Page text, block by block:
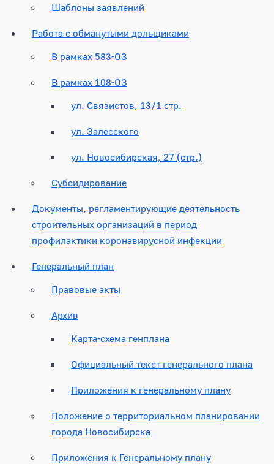
Шаблоны заявлений
Работа с обманутыми дольщиками
В рамках 583-ОЗ
В рамках 108-ОЗ
ул. Связистов, 13/1 стр.
ул. Залесского
ул. Новосибирская, 27 (стр.)
Субсидирование
Документы, регламентирующие деятельность
строительных организаций в период
профилактики коронавирусной инфекции
Генеральный план
Правовые акты
Архив
Карта-схема генплана
Официальный текст генерального плана
Приложения к генеральному плану
Положение о территориальном планировании
города Новосибирска
Приложения к Генеральному плану